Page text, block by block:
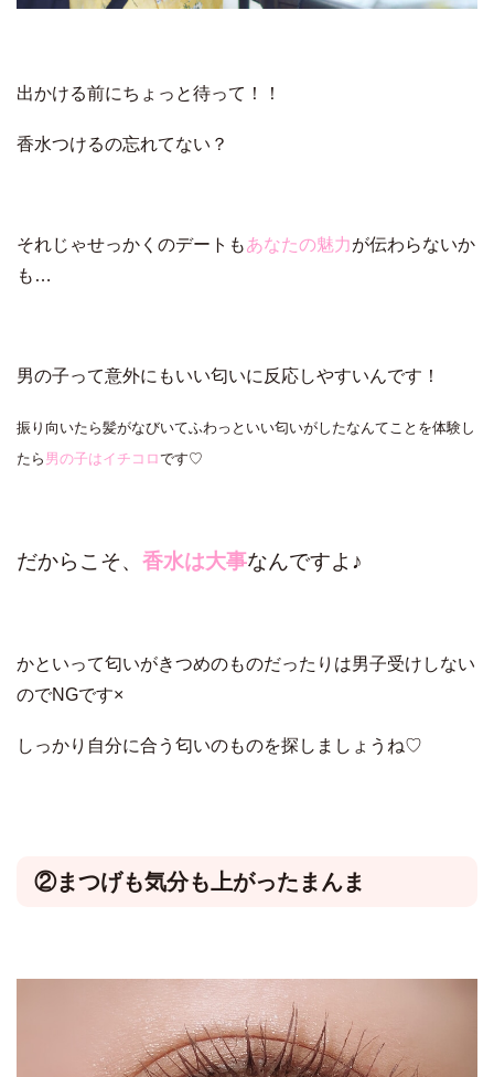
出かける前にちょっと待って！！
香水つけるの忘れてない？
それじゃせっかくのデートもあなたの魅力が伝わらないか
も…
男の子って意外にもいい匂いに反応しやすいんです！
振り向いたら髪がなびいてふわっといい匂いがしたなんてことを体験し
たら 男の子はイチコロです♡
だからこそ、 香水は大事なんですよ♪
かといって匂いがきつめのものだったりは男子受けしない
のでNGです×
しっかり自分に合う匂いのものを探しましょうね♡
②まつげも気分も上がったまんま